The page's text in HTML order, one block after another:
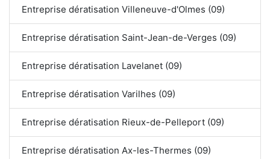
Entreprise dératisation Villeneuve-d'Olmes (09)
Entreprise dératisation Saint-Jean-de-Verges (09)
Entreprise dératisation Lavelanet (09)
Entreprise dératisation Varilhes (09)
Entreprise dératisation Rieux-de-Pelleport (09)
Entreprise dératisation Ax-les-Thermes (09)